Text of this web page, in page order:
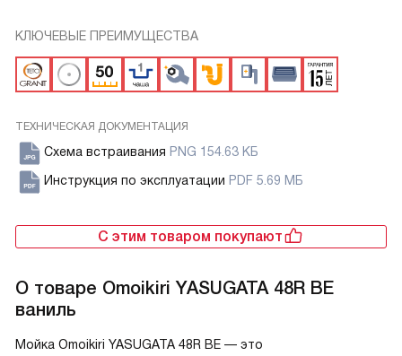
КЛЮЧЕВЫЕ ПРЕИМУЩЕСТВА
ТЕХНИЧЕСКАЯ ДОКУМЕНТАЦИЯ
Схема встраивания PNG 154.63 КБ
Инструкция по эксплуатации PDF 5.69 МБ
С этим товаром покупают
О товаре Omoikiri YASUGATA 48R BE
ваниль
Мойка Omoikiri YASUGATA 48R BE — это